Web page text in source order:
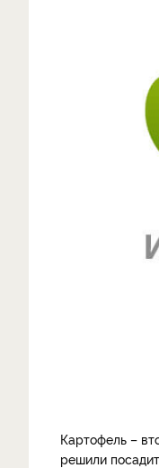
Картофель –
решили